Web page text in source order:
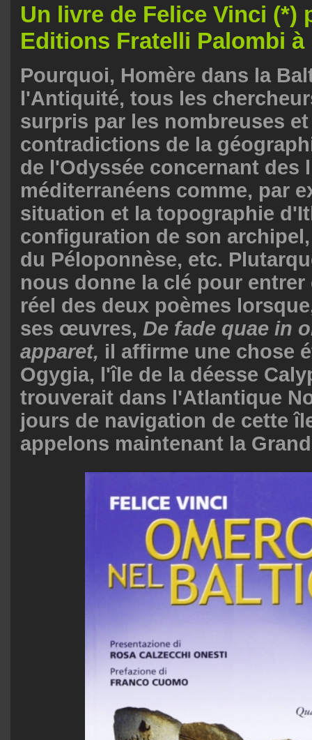
Un livre de Felice Vinci (*)
Editions Fratelli Palombi à
Pourquoi, Homère dans la
l'Antiquité, tous les
surpris par les nombreuses
contradictions de la
de l'Odyssée concernant des
méditerranéens comme, par
situation et la topographie
configuration de son
du Péloponnèse, etc.
nous donne la clé pour entrer
réel des deux poèmes
ses œuvres, De fade quae in
apparet, il affirme une chose
Ogygia, l'île de la déesse
trouverait dans l'Atlantique
jours de navigation de cette
appelons maintenant la